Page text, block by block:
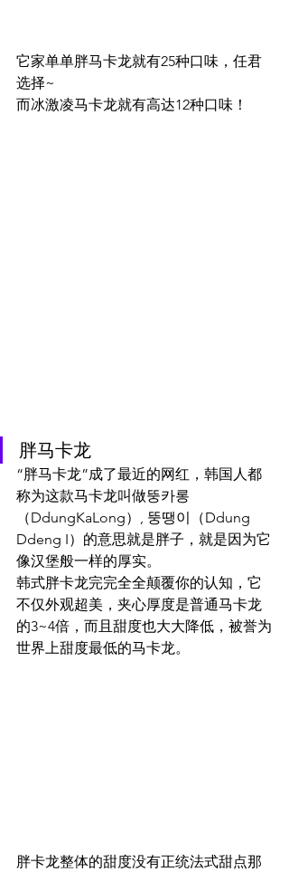
它家单单胖马卡龙就有25种口味，任君
选择~
而冰激凌马卡龙就有高达12种口味！
胖马卡龙
“胖马卡龙”成了最近的网红，韩国人都
称为这款马卡龙叫做뚱카롱
（DdungKaLong）, 뚱땡이（Ddung
Ddeng I）的意思就是胖子，就是因为它
像汉堡般一样的厚实。
韩式胖卡龙完完全全颠覆你的认知，它
不仅外观超美，夹心厚度是普通马卡龙
的3~4倍，而且甜度也大大降低，被誉为
世界上甜度最低的马卡龙。
胖卡龙整体的甜度没有正统法式甜点那